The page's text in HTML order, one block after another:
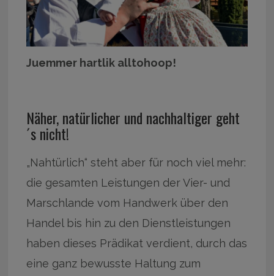
Juemmer hartlik alltohoop!
Näher, natürlicher und nachhaltiger geht
´s nicht!
„Nahtürlich“ steht aber für noch viel mehr:
die gesamten Leistungen der Vier- und
Marschlande vom Handwerk über den
Handel bis hin zu den Dienstleistungen
haben dieses Prädikat verdient, durch das
eine ganz bewusste Haltung zum